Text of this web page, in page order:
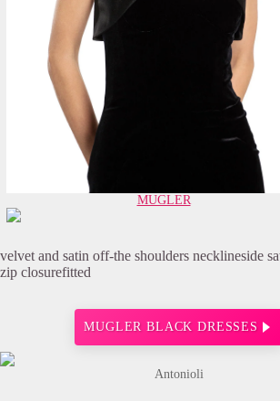
MUGLER
velvet and satin off-the shoulders necklineside
zip closurefitted
MUGLER BLACK DRESSES
Antonioli